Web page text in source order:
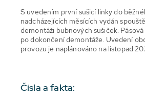
S uvedením první sušicí linky do
nadcházejících měsících vydán
demontáži bubnových sušiček.
po dokončení demontáže. Uvedení
provozu je naplánováno na listopad
Čísla a fakta: